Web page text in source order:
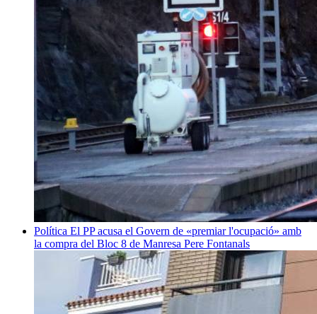
Política El PP acusa el Govern de «premiar l'ocupació» amb
la compra del Bloc 8 de Manresa Pere Fontanals